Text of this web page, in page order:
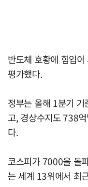
반도체 호황에 힘입
평가했다.
정부는 올해 1분기
고, 경상수지도 738
다.
코스피가 7000을 돌
는 세계 13위에서 최